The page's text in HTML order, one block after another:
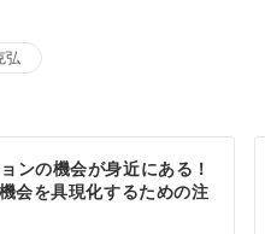
弘
ンの機会が身近にある！
会を具現化するための注